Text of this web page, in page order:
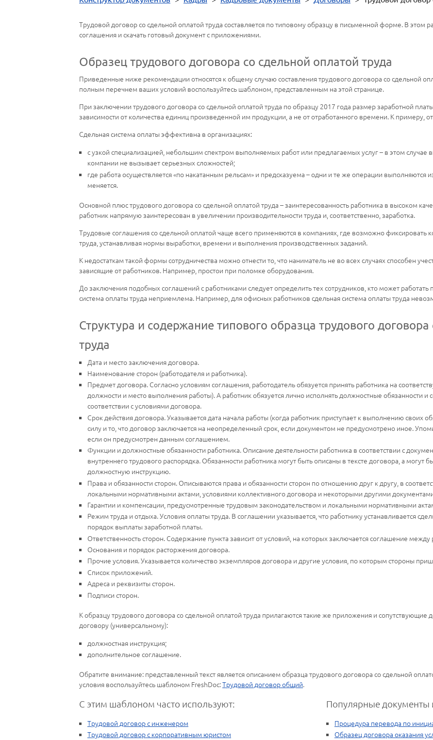
Трудовой договор со сдельной оплатой труда составляется по типовому образцу в письменной форме. В
соглашения и скачать готовый документ с приложениями.
Образец трудового договора со сдельной оплатой труда
Приведенные ниже рекомендации относятся к общему случаю составления трудового договора со сдельной
полным перечнем ваших условий воспользуйтесь шаблоном, представленным на этой странице.
При заключении трудового договора со сдельной оплатой труда по образцу 2017 года размер заработной
зависимости от количества единиц произведенной им продукции, а не от отработанного времени. К примеру,
Сдельная система оплаты эффективна в организациях:
с узкой специализацией, небольшим спектром выполняемых работ или предлагаемых услуг – в этом случае
компании не вызывает серьезных сложностей;
где работа осуществляется «по накатанным рельсам» и предсказуема – одни и те же операции выполняются
меняется.
Основной плюс трудового договора со сдельной оплатой труда – заинтересованность работника в высоком
работник напрямую заинтересован в увеличении производительности труда и, соответственно, заработка.
Трудовые соглашения со сдельной оплатой чаще всего применяются в компаниях, где возможно фиксировать
труда, устанавливая нормы выработки, времени и выполнения производственных заданий.
К недостаткам такой формы сотрудничества можно отнести то, что наниматель не во всех случаях способен
зависящие от работников. Например, простои при поломке оборудования.
До заключения подобных соглашений с работниками следует определить тех сотрудников, кто может работать
система оплаты труда неприемлема. Например, для офисных работников сдельная система оплаты труда
Структура и содержание типового образца трудового
труда
Дата и место заключения договора.
Наименование сторон (работодателя и работника).
Предмет договора. Согласно условиям соглашения, работодатель обязуется принять работника на
должности и место выполнения работы). А работник обязуется лично исполнять должностные обязанности и
соответствии с условиями договора.
Срок действия договора. Указывается дата начала работы (когда работник приступает к выполнению своих
силу и то, что договор заключается на неопределенный срок, если документом не предусмотрено иное.
если он предусмотрен данным соглашением.
Функции и должностные обязанности работника. Описание деятельности работника в соответствии с
внутреннего трудового распорядка. Обязанности работника могут быть описаны в тексте договора, а
должностную инструкцию.
Права и обязанности сторон. Описываются права и обязанности сторон по отношению друг к другу, в
локальными нормативными актами, условиями коллективного договора и некоторыми другими
Гарантии и компенсации, предусмотренные трудовым законодательством и локальными нормативными
Режим труда и отдыха. Условия оплаты труда. В соглашении указывается, что работнику устанавливается
порядок выплаты заработной платы.
Ответственность сторон. Содержание пункта зависит от условий, на которых заключается соглашение
Основания и порядок расторжения договора.
Прочие условия. Указывается количество экземпляров договора и другие условия, по которым стороны
Список приложений.
Адреса и реквизиты сторон.
Подписи сторон.
К образцу трудового договора со сдельной оплатой труда прилагаются такие же приложения и сопутствующие
договору (универсальному):
должностная инструкция;
дополнительное соглашение.
Обратите внимание: представленный текст является описанием образца трудового договора со сдельной
условия воспользуйтесь шаблоном FreshDoc:Трудовой договор общий.
С этим шаблоном часто используют:
Трудовой договор с инженером
Трудовой договор с корпоративным юристом
Популярные документы
Процедура перевода по
Образец договора оказания